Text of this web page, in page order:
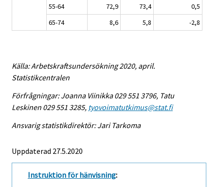
55-64
72,9 73,4
0,5
65-74
8,6 5,8 -2,8
Källa: Arbetskraftsundersökning 2020, april.
Statistikcentralen
Förfrågningar: Joanna Viinikka 029 551 3796, Tatu
Leskinen 029 551 3285, tyovoimatutkimus@stat.fi
Ansvarig statistikdirektör: Jari Tarkoma
Uppdaterad 27.5.2020
Instruktion för hänvisning: